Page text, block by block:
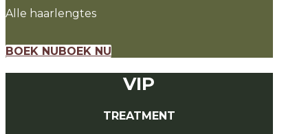
Alle haarlengtes
BOEK NU BOEK NU
VIP
TREATMENT